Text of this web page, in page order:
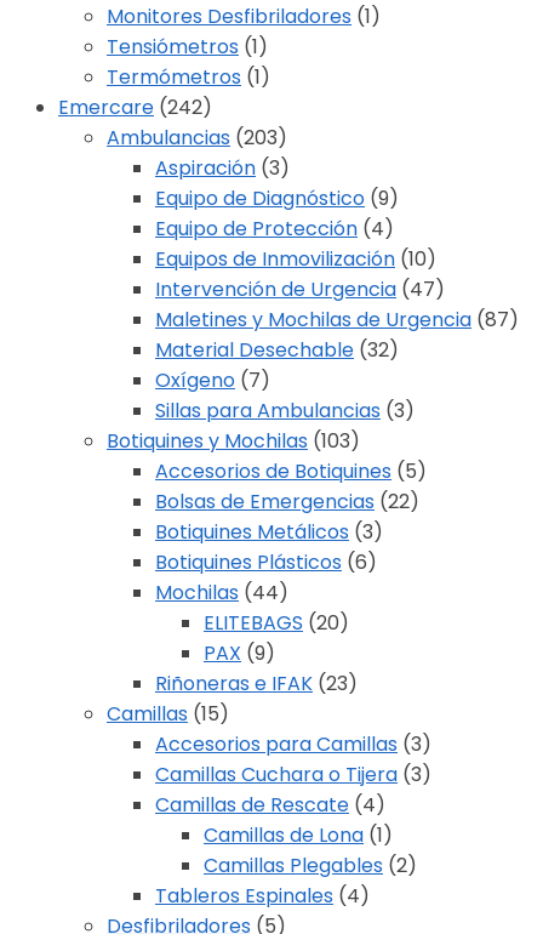
Monitores Desfibriladores (1)
Tensiómetros (1)
Termómetros (1)
Emercare (242)
Ambulancias (203)
Aspiración (3)
Equipo de Diagnóstico (9)
Equipo de Protección (4)
Equipos de Inmovilización (10)
Intervención de Urgencia (47)
Maletines y Mochilas de Urgencia (87)
Material Desechable (32)
Oxígeno (7)
Sillas para Ambulancias (3)
Botiquines y Mochilas (103)
Accesorios de Botiquines (5)
Bolsas de Emergencias (22)
Botiquines Metálicos (3)
Botiquines Plásticos (6)
Mochilas (44)
ELITEBAGS (20)
PAX (9)
Riñoneras e IFAK (23)
Camillas (15)
Accesorios para Camillas (3)
Camillas Cuchara o Tijera (3)
Camillas de Rescate (4)
Camillas de Lona (1)
Camillas Plegables (2)
Tableros Espinales (4)
Desfibriladores (5)